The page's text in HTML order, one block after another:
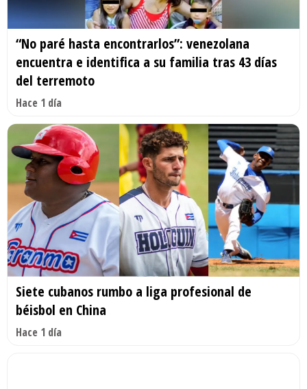
“No paré hasta encontrarlos”: venezolana
encuentra e identifica a su familia tras 43 días
del terremoto
Hace 1 día
Siete cubanos rumbo a liga profesional de
béisbol en China
Hace 1 día